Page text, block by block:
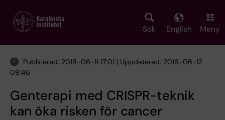
main
Sök English Meny
Publicerad: 2018-06-11 17:01 | Uppdaterad: 2018-06-12
09:46
Genterapi med CRISPR-teknik
kan öka risken för cancer